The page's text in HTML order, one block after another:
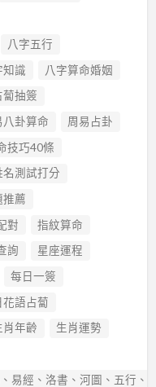
八字五行
知識
八字算命婚姻
蔔抽簽
八卦算命
周易占卦
技巧40條
名測試打分
推薦
對
指紋算命
詢
星座運程
每日一簽
花語占蔔
肖年齡
生肖運勢
易經、洛書、河圖、五行